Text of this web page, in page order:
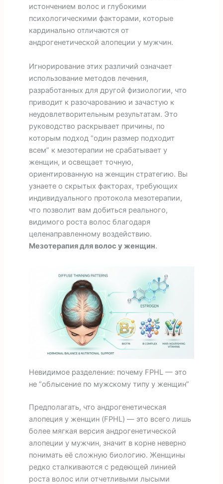
истончением волос и глубокими
психологическими факторами, которые
кардинально отличаются от
андрогенетической алопеции у мужчин.
Игнорирование этих различий означает
использование методов лечения,
разработанных для другой физиологии, что
приводит к разочарованию и зачастую к
неудовлетворительным результатам. Это
руководство раскрывает причины, по
которым подход “один размер подходит
всем” к мезотерапии не срабатывает у
женщин, и освещает точную,
ориентированную на женщин стратегию. Вы
узнаете о скрытых факторах, требующих
индивидуального протокола мезотерапии,
что позволит вам добиться реального,
видимого роста волос благодаря
целенаправленному воздействию.
Мезотерапия для волос у женщин.
Невидимое разделение: почему FPHL — это
не “облысение по мужскому типу у женщин”
Предполагать, что андрогенетическая
алопеция у женщин (FPHL) — это всего лишь
более мягкая версия андрогенетической
алопеции у мужчин, значит в корне неверно
понимать её сложную биологию. Женщины
редко сталкиваются с редеющей линией
роста волос или отчетливыми лысыми